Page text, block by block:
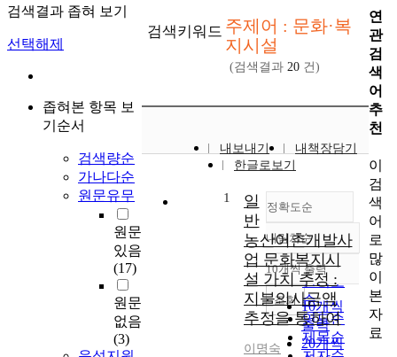
검색결과 좁혀 보기
선택해제
좁혀본 항목 보
기순서
검색량순
가나다순
원문유무
원문
있음
(17)
원문
없음
(3)
검색키워드 주제어 : 문화·복
지시설
(검색결과 20 건)
내보내기
내책장담기
한글로보기
정확도순
정확도
순
인기도
순
연도순
제목순
내림차순
내림차순
10개씩 출력
10개씩
출력
20개씩
조회
1
일
반
농산어촌개발사
업 문화복지시
설 가치 추정 :
지불의사금액
추정을 통하여
이명숙
연
관
검
색
어
추
천
이
검
색
어
로
많
이
본
자
료